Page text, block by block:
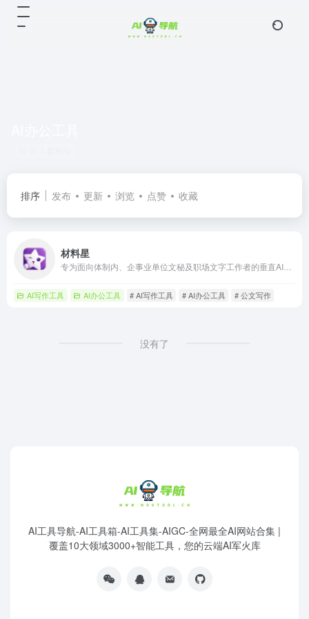
排序 发布 更新 浏览 点赞 收藏
材料星
AI写作工具 AI办公工具 # AI写作工具 # AI办公工具 # 公文写作
没有了
AI工具导航-AI工具箱-AI工具集-AIGC-全网最全AI网站合集 |
覆盖10大领域3000+智能工具，您的云端AI军火库